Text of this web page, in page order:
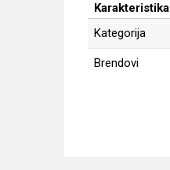
Karakteristika
Kategorija
Brendovi